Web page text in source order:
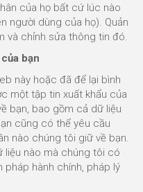
của họ bất cứ lúc nào
người dùng của họ). Quản
và chỉnh sửa thông tin đó.
bạn
này hoặc đã để lại bình
một tập tin xuất khẩu của
bạn, bao gồm cả dữ liệu
cũng có thể yêu cầu
nào chúng tôi giữ về bạn.
liệu nào mà chúng tôi có
hành chính, pháp lý